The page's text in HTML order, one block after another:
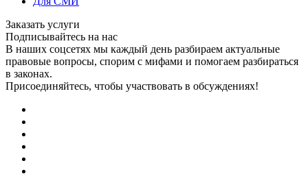
Заказать услуги
Подписывайтесь на нас
В наших соцсетях мы каждый день разбираем актуальные
правовые вопросы, спорим с мифами и помогаем разбираться
в законах.
Присоединяйтесь, чтобы участвовать в обсуждениях!